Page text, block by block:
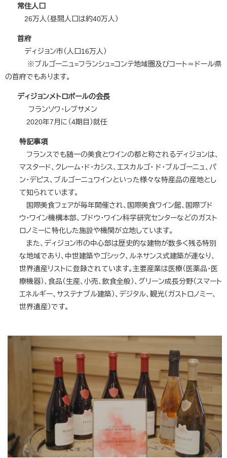
常住人口
26万人（昼間人口は約40万人）
首府
ディジョン市（人口16万人）
※ブルゴーニュ=フランシュ=コンテ地域圏及びコート＝ドール県
の首府でもあります。
ディジョンメトロポールの会長
フランソワ・レブサメン
2020年7月に（4期目）就任
特記事項
フランスでも随一の美食とワインの都と称されるディジョンは、
マスタード、クレーム・ド・カシス、エスカルゴ・ ド・ブルゴーニュ、パ
ン・デピス、ブルゴーニュワインといった様々な特産品の産地とし
て知られています。
国際美食フェアが毎年開催され、国際美食ワイン館、国際ブド
ウ・ワイン機構本部、ブドウ・ワイン科学研究センターなどのガスト
ロノミーに特化した施設や機関が立地しています。
また、ディジョン市の中心部は歴史的な建物が数多く残る特別
な地域であり、中世建築やゴシック、ルネサンス式建築が連なり、
世界遺産リストに登録されています。主要産業は医療（医薬品・医
療機器）、食品（生産、小売、飲食全般）、グリーン成長分野（スマート
エネルギー、サステナブル建築）、デジタル、観光（ガストロノミー、
世界遺産）です。